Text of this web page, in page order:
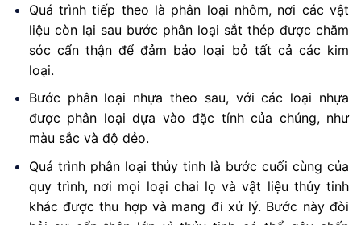
Quá trình tiếp theo là phân loại nhôm, nơi các vật
liệu còn lại sau bước phân loại sắt thép được chăm
sóc cẩn thận để đảm bảo loại bỏ tất cả các kim
loại.
Bước phân loại nhựa theo sau, với các loại nhựa
được phân loại dựa vào đặc tính của chúng, như
màu sắc và độ dẻo.
Quá trình phân loại thủy tinh là bước cuối cùng của
quy trình, nơi mọi loại chai lọ và vật liệu thủy tinh
khác được thu hợp và mang đi xử lý. Bước này đòi